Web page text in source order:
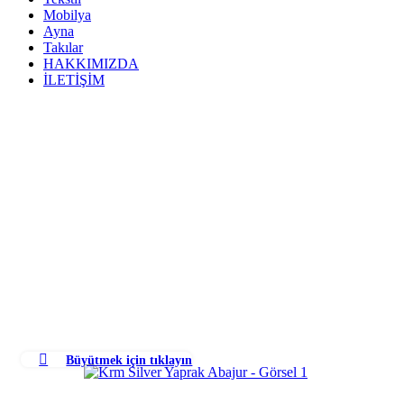
Mobilya
Ayna
Takılar
HAKKIMIZDA
İLETİŞİM
Büyütmek için tıklayın